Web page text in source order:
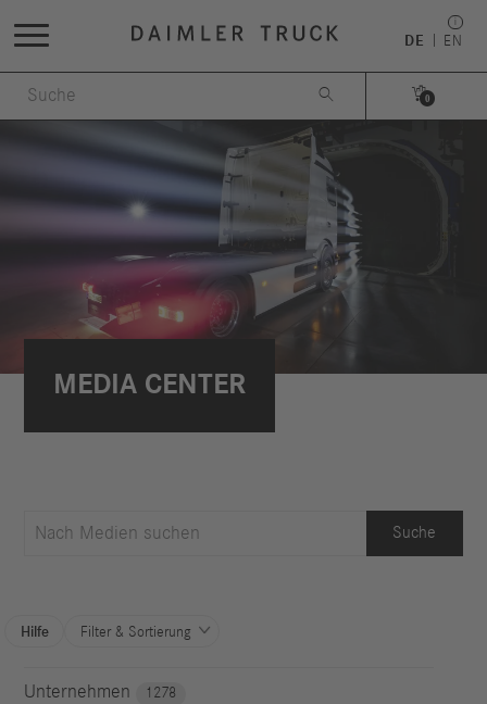
DE EN
 
0
MEDIA CENTER
Suche
Hilfe Filter & Sortierung 
Unternehmen 1278